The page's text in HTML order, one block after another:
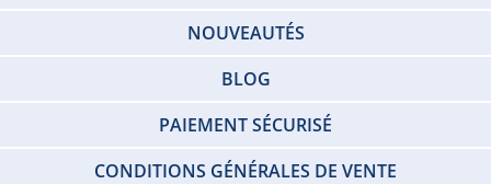
NOUVEAUTÉS
BLOG
PAIEMENT SÉCURISÉ
CONDITIONS GÉNÉRALES DE VENTE